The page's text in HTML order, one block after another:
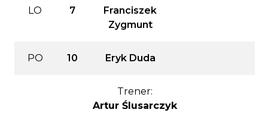
LO 7
Franciszek
Zygmunt
PO 10 Eryk Duda
Trener:
Artur Ślusarczyk